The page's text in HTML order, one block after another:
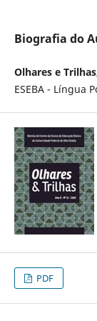
Biografia do
Olhares e
ESEBA - Língua
PDF